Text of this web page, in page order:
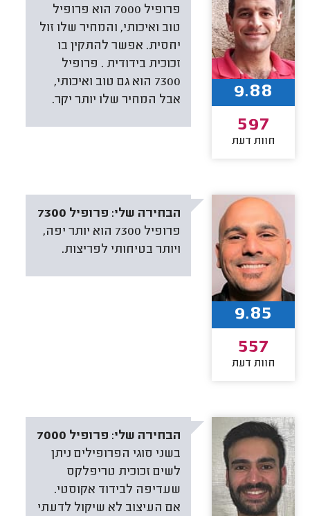
פרופיל 7000 הוא פרופיל
טוב ואיכותי, והמחיר שלו זול
יחסית. אפשר להתקין בו
זכוכית בידודית . פרופיל
7300 הוא גם טוב ואיכותי,
אבל המחיר שלו יותר יקר.
9.88
597
חוות דעת
הבחירה שלי: פרופיל 7300
פרופיל 7300 הוא יותר יפה,
ויותר בטיחותי לפריצות.
9.85
557
חוות דעת
הבחירה שלי: פרופיל 7000
בשני סוגי הפרופילים ניתן
לשים זכוכית טריפלקס
שעדיפה לבידוד אקוסטי.
אם העיצוב לא שיקול לדעתי